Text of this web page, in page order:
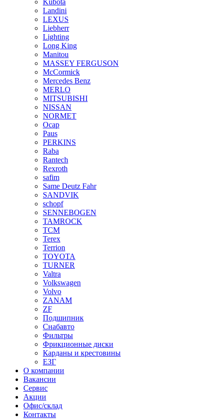
Kubota
Landini
LEXUS
Liebherr
Lighting
Long King
Manitou
MASSEY FERGUSON
McCormick
Mercedes Benz
MERLO
MITSUBISHI
NISSAN
NORMET
Ocap
Paus
PERKINS
Raba
Rantech
Rexroth
safim
Same Deutz Fahr
SANDVIK
schopf
SENNEBOGEN
TAMROCK
TCM
Terex
Terrion
TOYOTA
TURNER
Valtra
Volkswagen
Volvo
ZANAM
ZF
Подшипник
Снабавто
Фильтры
Фрикционные диски
Карданы и крестовины
ЕЗГ
О компании
Вакансии
Сервис
Акции
Офис/склад
Контакты